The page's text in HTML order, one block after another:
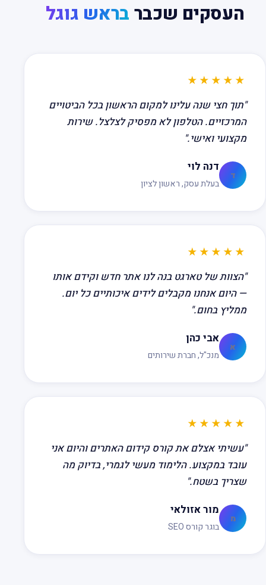
העסקים שכבר בראש גוגל
★★★★★
"תוך חצי שנה עלינו למקום הראשון בכל הביטויים
המרכזיים. הטלפון לא מפסיק לצלצל. שירות
מקצועי ואישי."
ד
דנה לוי
בעלת עסק, ראשון לציון
★★★★★
"הצוות של טארגט בנה לנו אתר חדש וקידם אותו
— היום אנחנו מקבלים לידים איכותיים כל יום.
ממליץ בחום."
א
אבי כהן
מנכ"ל, חברת שירותים
★★★★★
"עשיתי אצלם את קורס קידום האתרים והיום אני
עובד במקצוע. הלימוד מעשי לגמרי, בדיוק מה
שצריך בשטח."
מ
מור אזולאי
בוגר קורס SEO